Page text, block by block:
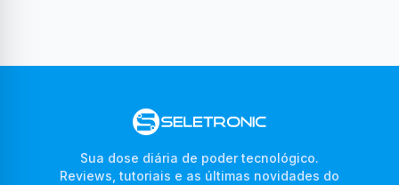
Sua dose diária de poder tecnológico.
Reviews, tutoriais e as últimas novidades do